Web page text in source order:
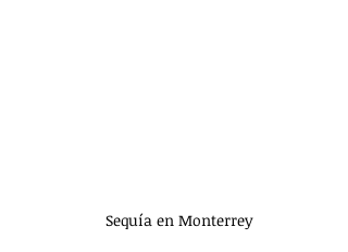
Sequía en Monterrey